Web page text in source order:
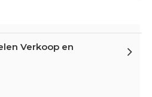
Verkoop en